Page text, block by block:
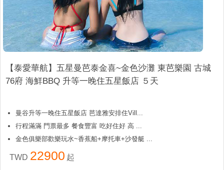
【泰愛華航】五星曼芭泰金喜~金色沙灘 東芭樂園 古城
76府 海鮮BBQ 升等一晚住五星飯店 ５天
曼谷升等一晚住五星飯店 芭達雅安排住Vill...
行程滿滿 門票最多 餐食豐富 吃好住好 高 ...
金色俱樂部歡樂玩水~香蕉船+摩托車+沙發艇 ...
TWD 22900 起